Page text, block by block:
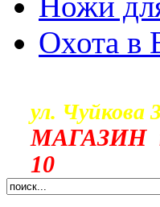
Охота в
ул. Чуйкова
МАГАЗИН
10